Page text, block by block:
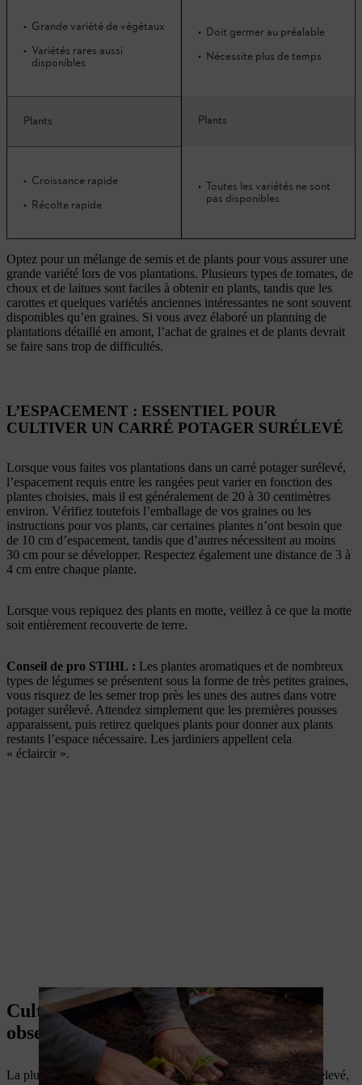
Grande variété de végétaux
Variétés rares aussi
disponibles
Doit germer au préalable
Nécessite plus de temps
Plants Plants
Croissance rapide
Récolte rapide
Toutes les variétés ne sont
pas disponibles
Optez pour un mélange de semis et de plants pour vous assurer une
grande variété lors de vos plantations. Plusieurs types de tomates, de
choux et de laitues sont faciles à obtenir en plants, tandis que les
carottes et quelques variétés anciennes intéressantes ne sont souvent
disponibles qu’en graines. Si vous avez élaboré un planning de
plantations détaillé en amont, l’achat de graines et de plants devrait
se faire sans trop de difficultés.
L’ESPACEMENT : ESSENTIEL POUR
CULTIVER UN CARRÉ POTAGER SURÉLEVÉ
Lorsque vous faites vos plantations dans un carré potager surélevé,
l’espacement requis entre les rangées peut varier en fonction des
plantes choisies, mais il est généralement de 20 à 30 centimètres
environ. Vérifiez toutefois l’emballage de vos graines ou les
instructions pour vos plants, car certaines plantes n’ont besoin que
de 10 cm d’espacement, tandis que d’autres nécessitent au moins
30 cm pour se développer. Respectez également une distance de 3 à
4 cm entre chaque plante.
Lorsque vous repiquez des plants en motte, veillez à ce que la motte
soit entièrement recouverte de terre.
Conseil de pro STIHL : Les plantes aromatiques et de nombreux
types de légumes se présentent sous la forme de très petites graines,
vous risquez de les semer trop près les unes des autres dans votre
potager surélevé. Attendez simplement que les premières pousses
apparaissent, puis retirez quelques plants pour donner aux plants
restants l’espace nécessaire. Les jardiniers appellent cela
« éclaircir ».
Cultiver un potager sur pieds :
observations utiles
La plupart des plantes s’épanouissent dans un bac potager surélevé,